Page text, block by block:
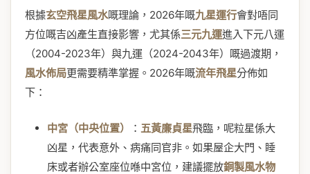
根據玄空飛星風水嘅理論，2026年嘅九星運行會對唔同
方位嘅吉凶產生直接影響，尤其係三元九運進入下元八運
（2004-2023年）與九運（2024-2043年）嘅過渡期，
風水佈局更需要精準掌握。2026年嘅流年飛星分佈如
下：
中宮（中央位置） ： 五黃廉貞星飛臨，呢粒星係大
凶星，代表意外、病痛同官非。如果屋企大門、睡
床或者辦公室座位喺中宮位，建議擺放銅製風水物